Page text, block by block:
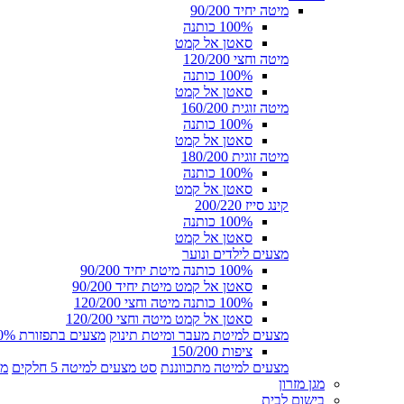
מיטה יחיד 90/200
100% כותנה
סאטן אל קמט
מיטה וחצי 120/200
100% כותנה
סאטן אל קמט
מיטה זוגית 160/200
100% כותנה
סאטן אל קמט
מיטה זוגית 180/200
100% כותנה
סאטן אל קמט
קינג סייז 200/220
100% כותנה
סאטן אל קמט
מצעים לילדים ונוער
100% כותנה מיטת יחיד 90/200
סאטן אל קמט מיטת יחיד 90/200
100% כותנה מיטה וחצי 120/200
סאטן אל קמט מיטה וחצי 120/200
מצעים למיטת מעבר ומיטת תינוק מצעים בתפזורת 100% כותנה
ציפות 150/200
מצעים למיטה מתכווננת סט מצעים למיטה 5 חלקים
מגן מזרון
בישום לבית